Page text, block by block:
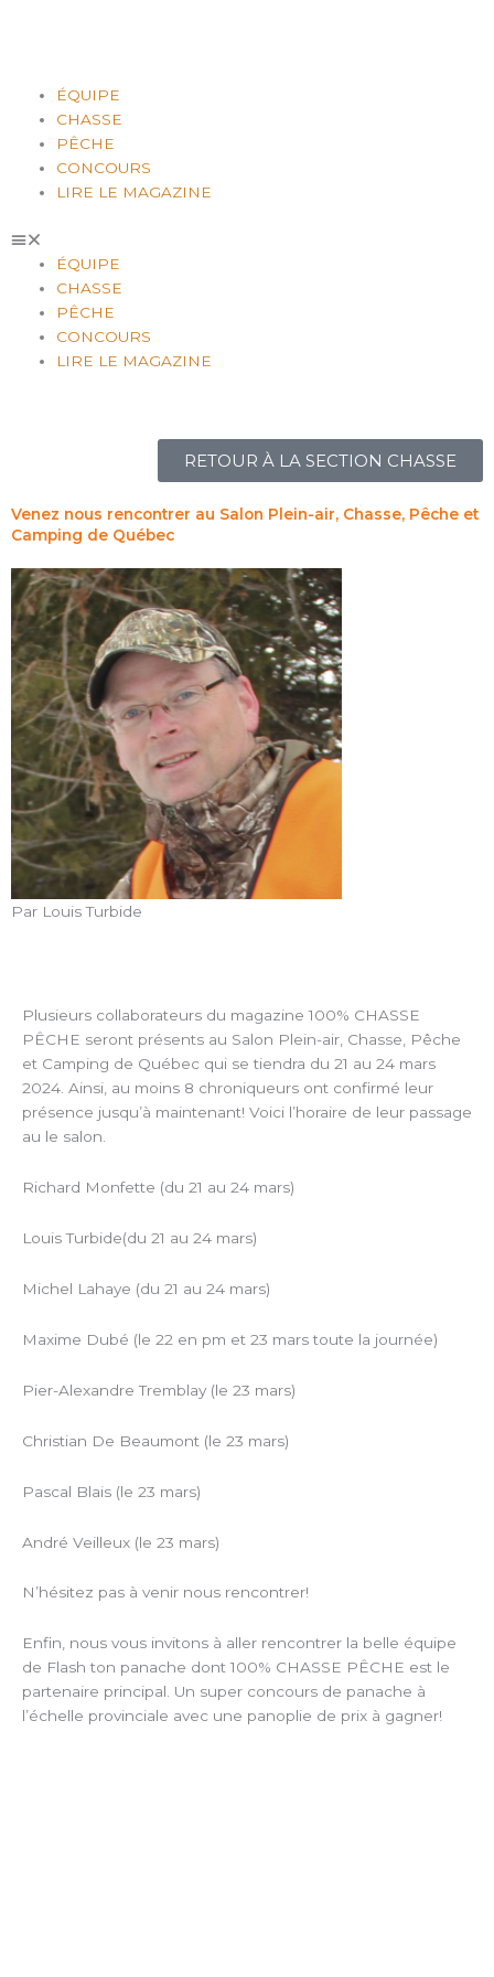
ÉQUIPE
CHASSE
PÊCHE
CONCOURS
LIRE LE MAGAZINE
ÉQUIPE
CHASSE
PÊCHE
CONCOURS
LIRE LE MAGAZINE
RETOUR À LA SECTION CHASSE
Venez nous rencontrer au Salon Plein-air, Chasse, Pêche et
Camping de Québec
Par Louis Turbide
Plusieurs collaborateurs du magazine 100% CHASSE
PÊCHE seront présents au Salon Plein-air, Chasse, Pêche
et Camping de Québec qui se tiendra du 21 au 24 mars
2024. Ainsi, au moins 8 chroniqueurs ont confirmé leur
présence jusqu’à maintenant! Voici l’horaire de leur passage
au le salon.
Richard Monfette (du 21 au 24 mars)
Louis Turbide(du 21 au 24 mars)
Michel Lahaye (du 21 au 24 mars)
Maxime Dubé (le 22 en pm et 23 mars toute la journée)
Pier-Alexandre Tremblay (le 23 mars)
Christian De Beaumont (le 23 mars)
Pascal Blais (le 23 mars)
André Veilleux (le 23 mars)
N’hésitez pas à venir nous rencontrer!
Enfin, nous vous invitons à aller rencontrer la belle équipe
de Flash ton panache dont 100% CHASSE PÊCHE est le
partenaire principal. Un super concours de panache à
l’échelle provinciale avec une panoplie de prix à gagner!